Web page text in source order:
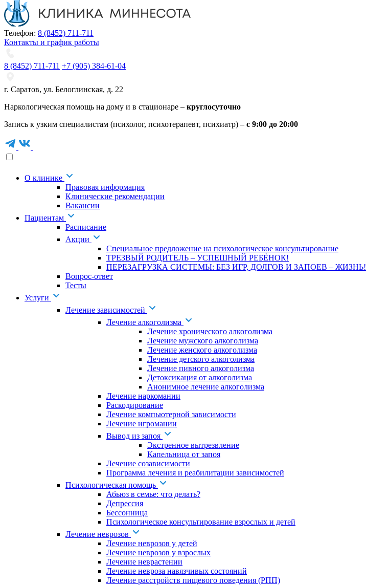
Телефон: 8 (8452) 711-711
Контакты и график работы
8 (8452) 711-711 +7 (905) 384-61-04
г. Саратов, ул. Белоглинская, д. 22
Наркологическая помощь на дому и в стационаре – круглосуточно
Запись к узким специалистам (психолог, психотерапевт, психиатр) – с 9:00 до 20:00
О клинике
Правовая информация
Клинические рекомендации
Вакансии
Пациентам
Расписание
Акции
Специальное предложение на психологическое консультирование
ТРЕЗВЫЙ РОДИТЕЛЬ – УСПЕШНЫЙ РЕБЁНОК!
ПЕРЕЗАГРУЗКА СИСТЕМЫ: БЕЗ ИГР, ДОЛГОВ И ЗАПОЕВ – ЖИЗНЬ!
Вопрос-ответ
Тесты
Услуги
Лечение зависимостей
Лечение алкоголизма
Лечение хронического алкоголизма
Лечение мужского алкоголизма
Лечение женского алкоголизма
Лечение детского алкоголизма
Лечение пивного алкоголизма
Детоксикация от алкоголизма
Анонимное лечение алкоголизма
Лечение наркомании
Раскодирование
Лечение компьютерной зависимости
Лечение игромании
Вывод из запоя
Экстренное вытрезвление
Капельница от запоя
Лечение созависимости
Программа лечения и реабилитации зависимостей
Психологическая помощь
Абьюз в семье: что делать?
Депрессия
Бессонница
Психологическое консультирование взрослых и детей
Лечение неврозов
Лечение неврозов у детей
Лечение неврозов у взрослых
Лечение неврастении
Лечение невроза навязчивых состояний
Лечение расстройств пищевого поведения (РПП)